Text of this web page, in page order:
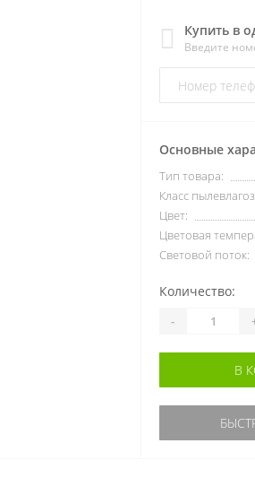
Купить в
Введите
Основные
Тип товара:
Класс
Цвет:
Цветовая
Световой поток:
Количество:
-
В